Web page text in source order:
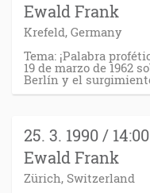
Ewald Frank
Krefeld, Germany
Tema: ¡Palabra
19 de marzo de 1962
Berlín y el
25. 3. 1990 / 14:00
Ewald Frank
Zürich, Switzerland